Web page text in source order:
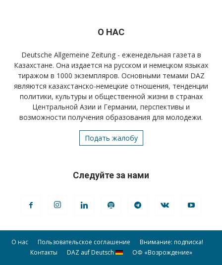
О НАС
Deutsche Allgemeine Zeitung - еженедельная газета в
Казахстане. Она издается на русском и немецком языках
тиражом в 1000 экземпляров. Основными темами DAZ
являются казахстанско-немецкие отношения, тенденции
политики, культуры и общественной жизни в странах
Центральной Азии и Германии, перспективы и
возможности получения образования для молодежи.
Подать жалобу
Следуйте за нами
О нас Пользовательское соглашение
Внимание: подписка!
Контакты
DAZ auf Deutsch ОФ «Возрождение»